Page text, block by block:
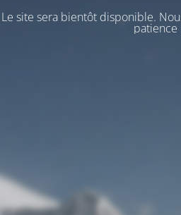
Le site sera bientôt disponible.
patience